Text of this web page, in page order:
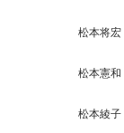
松本将宏
松本憲和
松本綾子